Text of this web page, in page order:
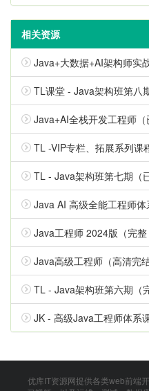
相关资源
Java+大数据+AI架构师实
TL课堂 - Java架构班第八
Java+AI全栈开发工程师（
TL -VIP专栏、拓展系列课
TL - Java架构班第七期（
Java AI 高级全能工程师体
Java工程师 2024版（完整
Java高级工程师（高清完结
TL - Java架构班第六期（
JK - 高级Java工程师体系
优库IT资源网提供各类web前端